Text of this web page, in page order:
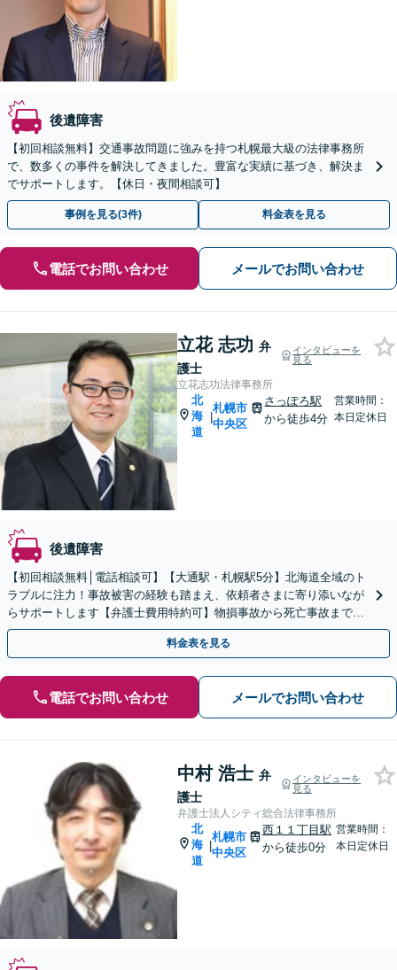
後遺障害
【初回相談無料】交通事故問題に強みを持つ札幌最大級の法律事務所
で、数多くの事件を解決してきました。豊富な実績に基づき、解決ま
でサポートします。【休日・夜間相談可】
事例を見る(3件) 料金表を見る
電話でお問い合わせ メールでお問い合わせ
立花 志功 弁
護士
インタビューを
見る
立花志功法律事務所
北
海
道
|
札幌市
中央区
さっぽろ駅
から徒歩4分
営業時間：
本日定休日
後遺障害
【初回相談無料│電話相談可】【大通駅・札幌駅5分】北海道全域のト
ラブルに注力！事故被害の経験も踏まえ、依頼者さまに寄り添いなが
らサポートします【弁護士費用特約可】物損事故から死亡事故までス
ピード対応！後遺障害認定の獲得もお任せください。
料金表を見る
電話でお問い合わせ メールでお問い合わせ
中村 浩士 弁
護士
インタビューを
見る
弁護士法人シティ総合法律事務所
北
海
道
|
札幌市
中央区
西１１丁目駅
から徒歩0分
営業時間：
本日定休日